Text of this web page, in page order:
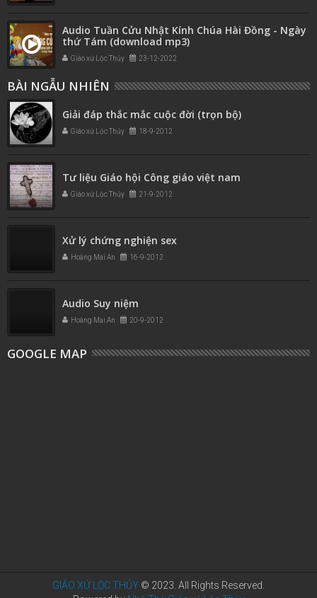
Audio Tuần Cửu Nhật Kính Chúa Hài Đồng - Ngày
thứ Tám (download mp3)
Giáo xứ Lộc Thủy 23-12-2022
BÀI NGẪU NHIÊN
Giải đáp thắc mắc cuộc đời (trọn bộ)
Giáo xứ Lộc Thủy 18-9-2012
Tư liệu Giáo hội Công giáo việt nam
Giáo xứ Lộc Thủy 21-9-2012
Xử lý chứng nghiện sex
Hoàng Mai An 16-9-2012
Audio Suy niệm
Hoàng Mai An 20-9-2012
GOOGLE MAP
GIÁO XỨ LỘC THỦY © 2023. All Rights Reserved.